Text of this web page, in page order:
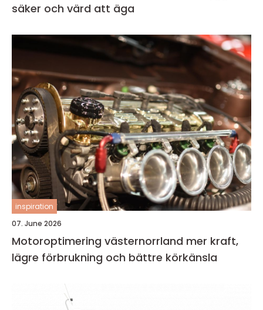
säker och värd att äga
inspiration
07. June 2026
Motoroptimering västernorrland mer kraft,
lägre förbrukning och bättre körkänsla